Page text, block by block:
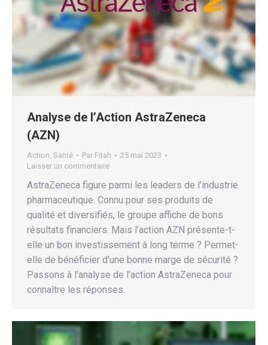
Analyse de l’Action AstraZeneca
(AZN)
Action, Santé Par Fitah
25 mai 2023
Laisser un commentaire
AstraZeneca figure parmi les leaders de l’industrie
pharmaceutique. Connu pour ses produits de
qualité et diversifiés, le groupe affiche de bons
résultats financiers. Mais l’action AZN présente-t-
elle un bon investissement à long terme ? Permet-
elle de bénéficier d’une bonne marge de sécurité ?
Passons à l’analyse de l’action AstraZeneca pour
connaître les réponses.